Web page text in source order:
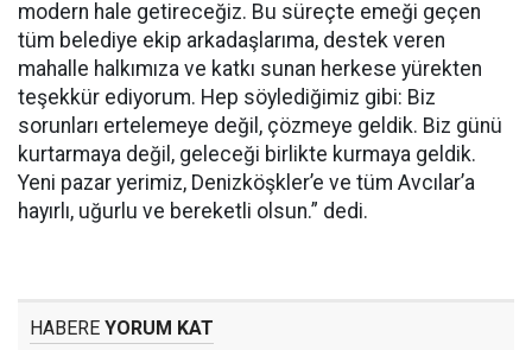
modern hale getireceğiz. Bu süreçte emeği geçen
tüm belediye ekip arkadaşlarıma, destek veren
mahalle halkımıza ve katkı sunan herkese yürekten
teşekkür ediyorum. Hep söylediğimiz gibi: Biz
sorunları ertelemeye değil, çözmeye geldik. Biz günü
kurtarmaya değil, geleceği birlikte kurmaya geldik.
Yeni pazar yerimiz, Denizköşkler’e ve tüm Avcılar’a
hayırlı, uğurlu ve bereketli olsun.” dedi.
HABERE YORUM KAT